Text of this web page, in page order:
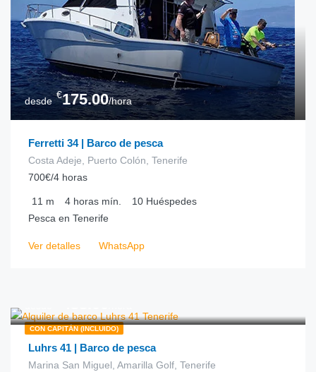
desde
€175.00/hora
Ferretti 34 | Barco de pesca
Costa Adeje, Puerto Colón, Tenerife
700€/4 horas
11 m 4 horas mín. 10 Huéspedes
Pesca en Tenerife
Ver detalles WhatsApp
CON CAPITÁN (INCLUIDO)
Luhrs 41 | Barco de pesca
Marina San Miguel, Amarilla Golf, Tenerife